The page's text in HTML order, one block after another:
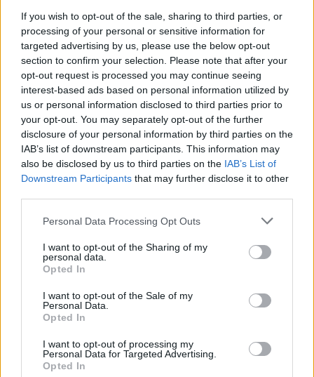
If you wish to opt-out of the sale, sharing to third parties, or
processing of your personal or sensitive information for
targeted advertising by us, please use the below opt-out
section to confirm your selection. Please note that after your
opt-out request is processed you may continue seeing
interest-based ads based on personal information utilized by
us or personal information disclosed to third parties prior to
your opt-out. You may separately opt-out of the further
disclosure of your personal information by third parties on the
IAB’s list of downstream participants. This information may
also be disclosed by us to third parties on the IAB’s List of
Downstream Participants that may further disclose it to other
Please note that this website/app uses one or more Google
not limited to your visit or usage behaviour. You may click to
grant or deny consent to Google and its third-party tags to
use your data for below specified purposes in below Google
consent section.
Personal Data Processing Opt Outs
I want to opt-out of the Sharing of my
personal data.
Opted In
I want to opt-out of the Sale of my
Personal Data.
Opted In
I want to opt-out of processing my
Personal Data for Targeted Advertising.
Opted In
3000 darab előre gyártott egyenszemüveget
semmisített meg Rákóczi Feri és a Magyar Látszerész
Szövetségének elnöke, Tóbiás Richárd, hogy ...
10 év után kerültek elő az
elveszettnek hitt Mirigy jelmezek
budapest24•2015. október 04.